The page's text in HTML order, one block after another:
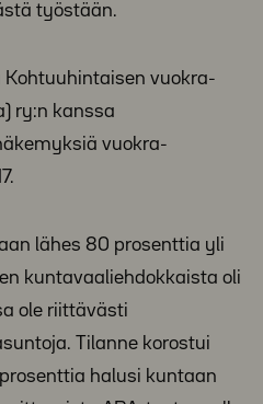
työstään.
vuokra-
ry:n kanssa
vuokra-
lähes 80 prosenttia yli
kuntavaaliehdokkaista oli
ole riittävästi
Tilanne korostui
halusi kuntaan